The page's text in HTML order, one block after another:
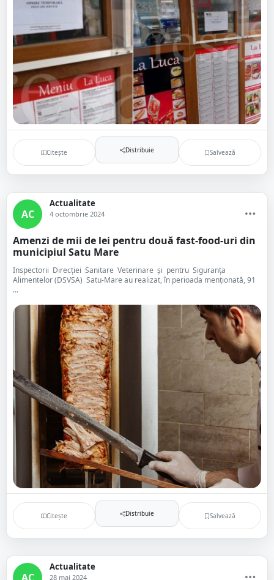
Citește Distribuie Salvează
AC
Actualitate
4 octombrie 2024
Amenzi de mii de lei pentru două fast-food-uri din
municipiul Satu Mare
Inspectorii Direcției Sanitare Veterinare și pentru Siguranța
Alimentelor (DSVSA) Satu-Mare au realizat, în perioada menționată, 91
...
Citește Distribuie Salvează
AC
Actualitate
28 mai 2024